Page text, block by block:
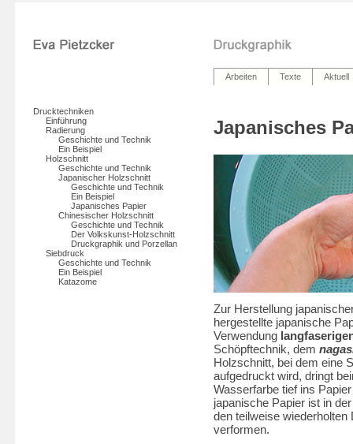
Arbeiten Texte Aktuell
Drucktechniken
Einführung
Radierung
Geschichte und Technik
Ein Beispiel
Holzschnitt
Geschichte und Technik
Japanischer Holzschnitt
Geschichte und Technik
Ein Beispiel
Japanisches Papier
Chinesischer Holzschnitt
Geschichte und Technik
Der Volkskunst-Holzschnitt
Druckgraphik und Porzellan
Siebdruck
Geschichte und Technik
Ein Beispiel
Katazome
Japanisches
Zur Herstellung
hergestellte japanische
Verwendung
Schöpftechnik, dem
Holzschnitt, bei dem eine
aufgedruckt wird, dringt
Wasserfarbe tief ins
japanische Papier ist in
den teilweise
verformen.